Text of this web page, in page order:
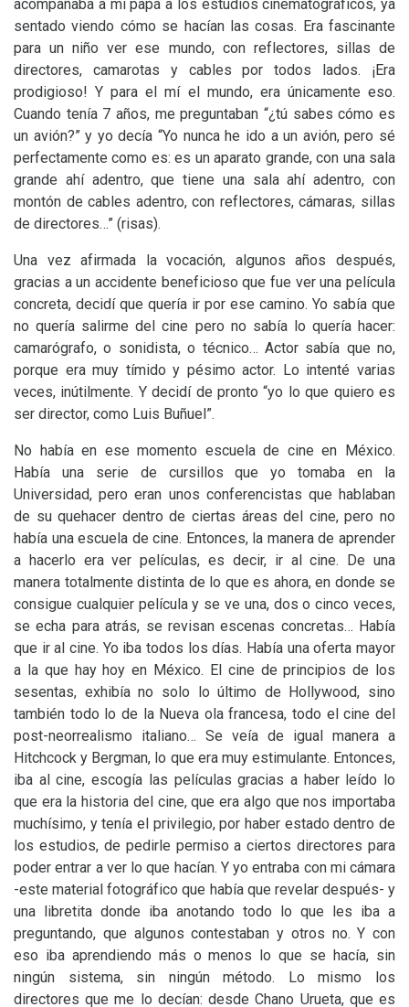
acompañaba a mi papá a los estudios cinematográficos, ya
sentado viendo cómo se hacían las cosas. Era fascinante
para un niño ver ese mundo, con reflectores, sillas de
directores, camarotas y cables por todos lados. ¡Era
prodigioso! Y para el mí el mundo, era únicamente eso.
Cuando tenía 7 años, me preguntaban “¿tú sabes cómo es
un avión?” y yo decía “Yo nunca he ido a un avión, pero sé
perfectamente como es: es un aparato grande, con una sala
grande ahí adentro, que tiene una sala ahí adentro, con
montón de cables adentro, con reflectores, cámaras, sillas
de directores…” (risas).
Una vez afirmada la vocación, algunos años después,
gracias a un accidente beneficioso que fue ver una película
concreta, decidí que quería ir por ese camino. Yo sabía que
no quería salirme del cine pero no sabía lo quería hacer:
camarógrafo, o sonidista, o técnico… Actor sabía que no,
porque era muy tímido y pésimo actor. Lo intenté varias
veces, inútilmente. Y decidí de pronto “yo lo que quiero es
ser director, como Luis Buñuel”.
No había en ese momento escuela de cine en México.
Había una serie de cursillos que yo tomaba en la
Universidad, pero eran unos conferencistas que hablaban
de su quehacer dentro de ciertas áreas del cine, pero no
había una escuela de cine. Entonces, la manera de aprender
a hacerlo era ver películas, es decir, ir al cine. De una
manera totalmente distinta de lo que es ahora, en donde se
consigue cualquier película y se ve una, dos o cinco veces,
se echa para atrás, se revisan escenas concretas… Había
que ir al cine. Yo iba todos los días. Había una oferta mayor
a la que hay hoy en México. El cine de principios de los
sesentas, exhibía no solo lo último de Hollywood, sino
también todo lo de la Nueva ola francesa, todo el cine del
post-neorrealismo italiano… Se veía de igual manera a
Hitchcock y Bergman, lo que era muy estimulante. Entonces,
iba al cine, escogía las películas gracias a haber leído lo
que era la historia del cine, que era algo que nos importaba
muchísimo, y tenía el privilegio, por haber estado dentro de
los estudios, de pedirle permiso a ciertos directores para
poder entrar a ver lo que hacían. Y yo entraba con mi cámara
-este material fotográfico que había que revelar después- y
una libretita donde iba anotando todo lo que les iba a
preguntando, que algunos contestaban y otros no. Y con
eso iba aprendiendo más o menos lo que se hacía, sin
ningún sistema, sin ningún método. Lo mismo los
directores que me lo decían: desde Chano Urueta, que es